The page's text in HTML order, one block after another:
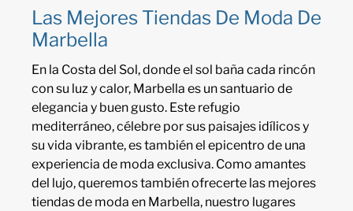
Las Mejores Tiendas De Moda De
Marbella
En la Costa del Sol, donde el sol baña cada rincón
con su luz y calor, Marbella es un santuario de
elegancia y buen gusto. Este refugio
mediterráneo, célebre por sus paisajes idílicos y
su vida vibrante, es también el epicentro de una
experiencia de moda exclusiva. Como amantes
del lujo, queremos también ofrecerte las mejores
tiendas de moda en Marbella, nuestro lugares